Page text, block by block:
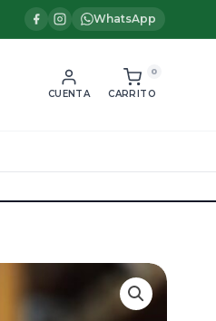
WhatsApp
CUENTA
0
CARRITO